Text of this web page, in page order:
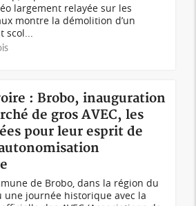
largement relayée sur les
montre la démolition d’un
scol...
: Brobo, inauguration
de gros AVEC, les
pour leur esprit de
de Brobo, dans la région du
une journée historique avec la